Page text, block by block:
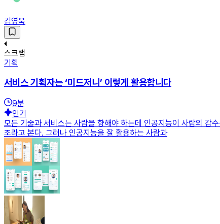
김영욱
스크랩
기획
서비스 기획자는 ‘미드저니’ 이렇게 활용합니다
9분
인기
모든 기술과 서비스는 사람을 향해야 하는데 인공지능이 사람의 감
조라고 본다. 그러나 인공지능을 잘 활용하는 사람과